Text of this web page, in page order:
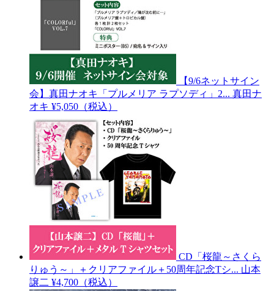
【9/6ネットサイン
会】真田ナオキ「プルメリア ラプソディ」2... 真田ナ
オキ ¥5,050（税込）
CD「桜龍～さくら
りゅう～」＋クリアファイル＋50周年記念Tシ... 山本
譲二 ¥4,700（税込）